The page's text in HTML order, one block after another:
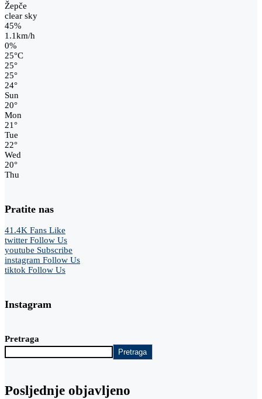
Žepče
clear sky
45%
1.1km/h
0%
25°C
25°
25°
24°
Sun
20°
Mon
21°
Tue
22°
Wed
20°
Thu
Pratite nas
41.4K Fans Like
twitter Follow Us
youtube Subscribe
instagram Follow Us
tiktok Follow Us
Instagram
Pretraga
Pretraga
Posljednje objavljeno